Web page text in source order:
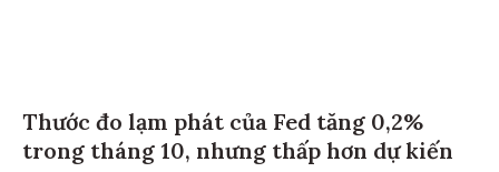
Thước đo lạm phát của Fed tăng 0,2%
trong tháng 10, nhưng thấp hơn dự kiến